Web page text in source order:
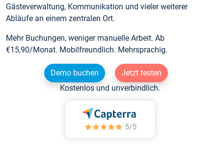
Gästeverwaltung, Kommunikation und vieler weiterer
Abläufe an einem zentralen Ort.
Mehr Buchungen, weniger manuelle Arbeit. Ab
€15,90/Monat. Mobilfreundlich. Mehrsprachig.
Demo buchen
Jetzt testen
Kostenlos und unverbindlich.